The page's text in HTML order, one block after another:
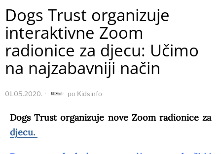
Dogs Trust organizuje
interaktivne Zoom
radionice za djecu: Učimo
na najzabavniji način
01.05.2020. po Kidsinfo
Dogs Trust organizuje nove Zoom radionice za
djecu.